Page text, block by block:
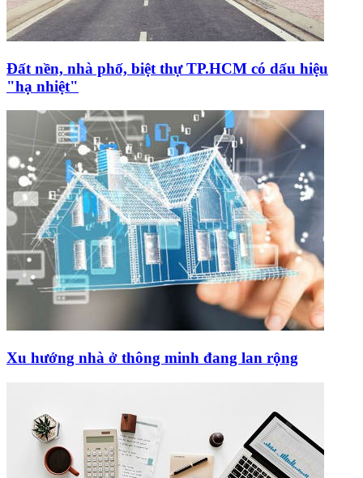
Đất nền, nhà phố, biệt thự TP.HCM có dấu hiệu
"hạ nhiệt"
Xu hướng nhà ở thông minh đang lan rộng